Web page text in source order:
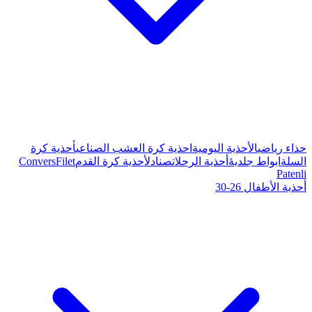
كرة العشب الصناعيأحذية كرة
صنادل أحذية كرة القدم ConversFilet